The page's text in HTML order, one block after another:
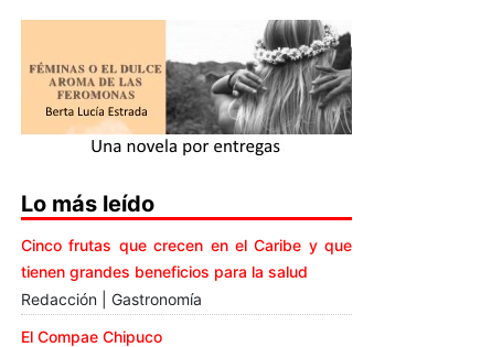
Lo más leído
Cinco frutas que crecen en el Caribe y que
tienen grandes beneficios para la salud
Redacción | Gastronomía
El Compae Chipuco